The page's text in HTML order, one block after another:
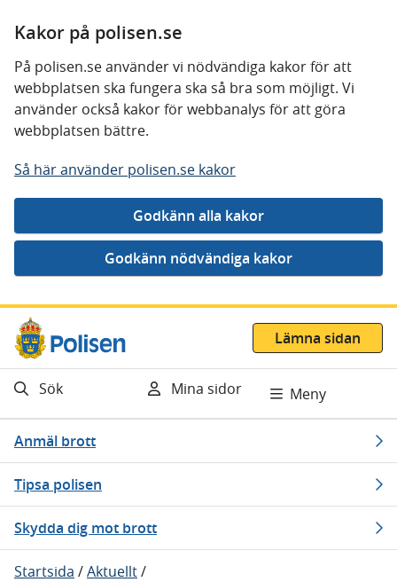
Kakor på polisen.se
På polisen.se använder vi nödvändiga kakor för att
webbplatsen ska fungera ska så bra som möjligt. Vi
använder också kakor för webbanalys för att göra
webbplatsen bättre.
Så här använder polisen.se kakor
Gå direkt till innehåll
Lämna sidan
Sök Mina sidor Meny
Anmäl brott
Tipsa polisen
Skydda dig mot brott
Startsida /Aktuellt/